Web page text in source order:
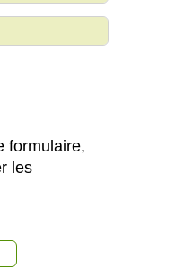
formulaire,
les